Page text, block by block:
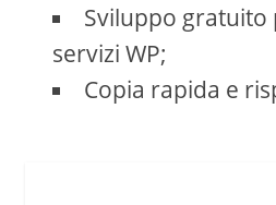
Sviluppo
servizi WP;
Copia rapida e